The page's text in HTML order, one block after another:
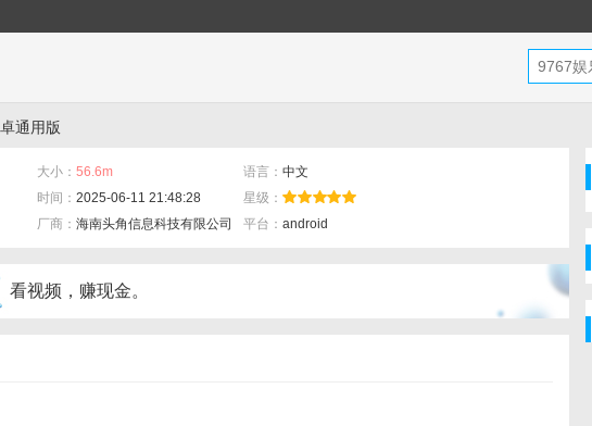
通用版
大小： 56.6m 语言： 中文
时间： 2025-06-11 21:48:28
星级：
厂商： 海南头角信息科技有限公司 平台： android
看视频，赚现金。